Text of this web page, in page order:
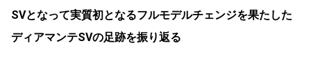
SVとなって実質初となるフルモデルチェンジを果たした
ディアマンテSVの足跡を振り返る